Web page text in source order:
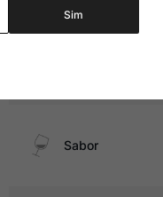
Sabor
Sim